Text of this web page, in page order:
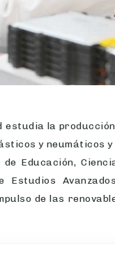
estudia la
y neumáticos
Educación,
de las